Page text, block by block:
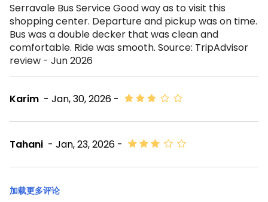
Serravale Bus Service Good way as to visit this
shopping center. Departure and pickup was on time.
Bus was a double decker that was clean and
comfortable. Ride was smooth. Source: TripAdvisor
review - Jun 2026
- Jan, 30, 2026 -
Karim
- Jan, 23, 2026 -
Tahani
加载更多评论